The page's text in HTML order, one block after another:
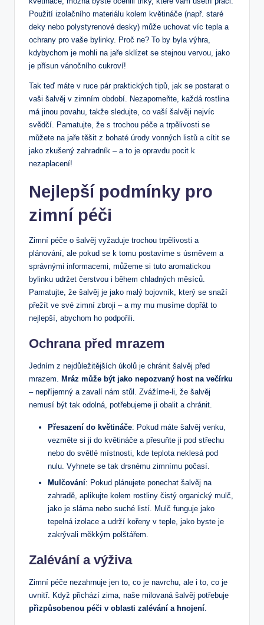
Použití izolačního‌ materiálu kolem květináče ​(např. staré
deky nebo polystyrenové ‍desky) může uchovat ‍víc ⁤tepla ⁣a
ochrany pro vaše bylinky.‍ Proč ne? To‌ by byla výhra,
⁤kdybychom je mohli na ⁤jaře sklízet ⁤se stejnou vervou, jako
je ⁣přísun​ vánočního cukroví!
Tak ⁣teď máte v ruce pár⁣ praktických tipů, jak se postarat‌ o
vaši šalvěj v zimním ​období. Nezapomeňte, ⁢každá⁣ rostlina
má jinou povahu, takže⁣ sledujte, co ⁤vaší​ šalvěji nejvíc
svědčí. Pamatujte, ‌že s trochou ⁣péče a trpělivosti ⁣se
můžete na jaře těšit z ⁣bohaté úrody⁣ vonných listů a cítit se
jako zkušený zahradník – a to je opravdu pocit k
nezaplacení!
Nejlepší podmínky pro
⁣zimní péči
Zimní ⁣péče ⁢o šalvěj vyžaduje⁤ trochou trpělivosti a
plánování, ale pokud se k tomu postavíme s úsměvem a⁣
správnými informacemi, můžeme si⁣ tuto aromatickou
bylinku‍ udržet čerstvou i během chladných ‌měsíců.⁣
Pamatujte, že šalvěj je jako⁤ malý ⁤bojovník, který se snaží
přežít ve své zimní⁣ zbroji –⁢ a my mu musíme dopřát to
nejlepší, abychom ho podpořili.
Ochrana před mrazem
Jedním z nejdůležitějších úkolů‌ je chránit⁢ šalvěj před
mrazem. Mráz⁢ může ⁤být jako nepozvaný host na⁤ večírku
–⁣ nepříjemný a zavalí nám stůl. Zvážíme-li, že šalvěj​
nemusí být tak odolná, potřebujeme ji obalit ‌a chránit. ⁢
Přesazení ‍do květináče:​ Pokud máte šalvěj venku,‍
vezměte ⁢si ji⁤ do​ květináče ⁢a přesuňte⁣ ji pod střechu⁢
nebo do světlé místnosti, kde teplota ⁤neklesá‍ pod
nulu. Vyhnete se tak drsnému‍ zimnímu počasí.
Mulčování: ‌Pokud plánujete ponechat šalvěj na‌
zahradě,⁣ aplikujte kolem rostliny čistý organický mulč,
jako je sláma nebo suché listí. Mulč funguje jako
tepelná izolace ⁣a udrží kořeny v teple, jako byste je
⁢zakrývali měkkým​ polštářem.
Zalévání​ a výživa
Zimní péče nezahrnuje jen to,⁣ co je navrchu,⁣ ale i to, ‍co ⁢je
uvnitř. Když přichází zima, naše milovaná šalvěj potřebuje
přizpůsobenou ⁣péči ‌v oblasti zalévání a hnojení